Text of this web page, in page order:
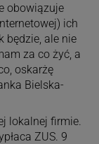
obowiązuje
ich
będzie, ale nie
za co żyć, a
oskarżę
Bielska-
lokalnej firmie.
ZUS. 9